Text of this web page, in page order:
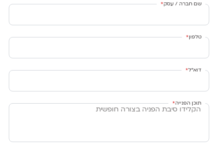
שם חברה / עסק*
טלפון*
דוא״ל*
תוכן הפנייה*